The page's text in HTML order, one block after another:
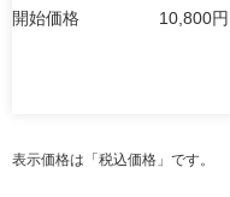
開始価格 10,800円
表示価格は「税込価格」です。